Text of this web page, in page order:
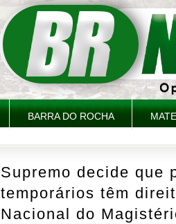
BARRA DO ROCHA
Supremo decide que
temporários têm
Nacional do